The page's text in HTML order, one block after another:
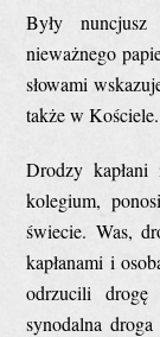
Były
nieważnego
słowami
także w Kościele.
Drodzy
kolegium,
świecie. Was,
kapłanami i
odrzucili
synodalna